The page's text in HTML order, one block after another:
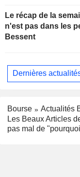
Le récap de la
n'est pas dans les
Bessent
Dernières
Bourse
Actualités
Les Beaux Articles
pas mal de